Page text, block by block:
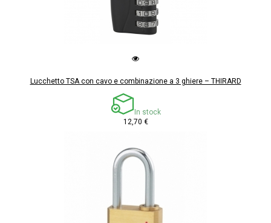
Lucchetto TSA con cavo e combinazione a 3 ghiere – THIRARD
In stock
12,70 €